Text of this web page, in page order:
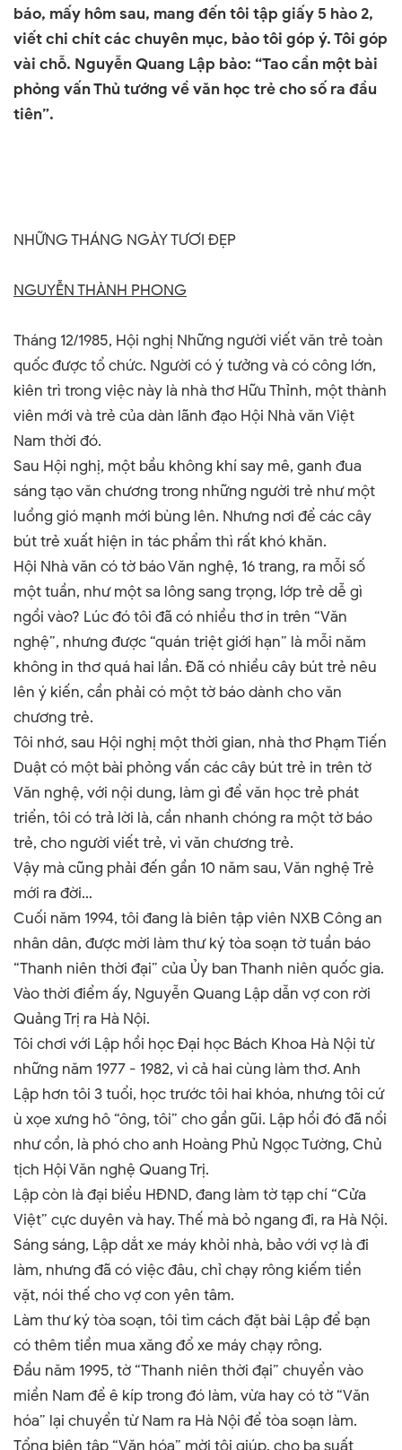
báo, mấy hôm sau, mang đến tôi tập giấy 5 hào 2,
viết chi chít các chuyên mục, bảo tôi góp ý. Tôi góp
vài chỗ. Nguyễn Quang Lập bảo: “Tao cần một bài
phỏng vấn Thủ tướng về văn học trẻ cho số ra đầu
tiên”.
NHỮNG THÁNG NGÀY TƯƠI ĐẸP
NGUYỄN THÀNH PHONG
Tháng 12/1985, Hội nghị Những người viết văn trẻ toàn
quốc được tổ chức. Người có ý tưởng và có công lớn,
kiên trì trong việc này là nhà thơ Hữu Thỉnh, một thành
viên mới và trẻ của dàn lãnh đạo Hội Nhà văn Việt
Nam thời đó.
Sau Hội nghị, một bầu không khí say mê, ganh đua
sáng tạo văn chương trong những người trẻ như một
luồng gió mạnh mới bùng lên. Nhưng nơi để các cây
bút trẻ xuất hiện in tác phẩm thì rất khó khăn.
Hội Nhà văn có tờ báo Văn nghệ, 16 trang, ra mỗi số
một tuần, như một sa lông sang trọng, lớp trẻ dễ gì
ngồi vào? Lúc đó tôi đã có nhiều thơ in trên “Văn
nghệ”, nhưng được “quán triệt giới hạn” là mỗi năm
không in thơ quá hai lần. Đã có nhiều cây bút trẻ nêu
lên ý kiến, cần phải có một tờ báo dành cho văn
chương trẻ.
Tôi nhớ, sau Hội nghị một thời gian, nhà thơ Phạm Tiến
Duật có một bài phỏng vấn các cây bút trẻ in trên tờ
Văn nghệ, với nội dung, làm gì để văn học trẻ phát
triển, tôi có trả lời là, cần nhanh chóng ra một tờ báo
trẻ, cho người viết trẻ, vì văn chương trẻ.
Vậy mà cũng phải đến gần 10 năm sau, Văn nghệ Trẻ
mới ra đời…
Cuối năm 1994, tôi đang là biên tập viên NXB Công an
nhân dân, được mời làm thư ký tòa soạn tờ tuần báo
“Thanh niên thời đại” của Ủy ban Thanh niên quốc gia.
Vào thời điểm ấy, Nguyễn Quang Lập dẫn vợ con rời
Quảng Trị ra Hà Nội.
Tôi chơi với Lập hồi học Đại học Bách Khoa Hà Nội từ
những năm 1977 - 1982, vì cả hai cùng làm thơ. Anh
Lập hơn tôi 3 tuổi, học trước tôi hai khóa, nhưng tôi cứ
ù xọe xưng hô “ông, tôi” cho gần gũi. Lập hồi đó đã nổi
như cồn, là phó cho anh Hoàng Phủ Ngọc Tường, Chủ
tịch Hội Văn nghệ Quang Trị.
Lập còn là đại biểu HĐND, đang làm tờ tạp chí “Cửa
Việt” cực duyên và hay. Thế mà bỏ ngang đi, ra Hà Nội.
Sáng sáng, Lập dắt xe máy khỏi nhà, bảo với vợ là đi
làm, nhưng đã có việc đâu, chỉ chạy rông kiếm tiền
vặt, nói thế cho vợ con yên tâm.
Làm thư ký tòa soạn, tôi tìm cách đặt bài Lập để bạn
có thêm tiền mua xăng đổ xe máy chạy rông.
Đầu năm 1995, tờ “Thanh niên thời đại” chuyển vào
miền Nam để ê kíp trong đó làm, vừa hay có tờ “Văn
hóa” lại chuyển từ Nam ra Hà Nội để tòa soạn làm.
Tổng biên tập “Văn hóa” mời tôi giúp, cho ba suất